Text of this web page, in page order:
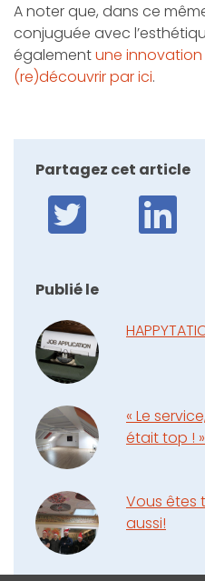
A noter que, dans ce
conjuguée avec
égalementune
(re)découvrir par ici.
Partagez cet article
Publié le
« Le
était top ! »
Vous êtes
aussi!